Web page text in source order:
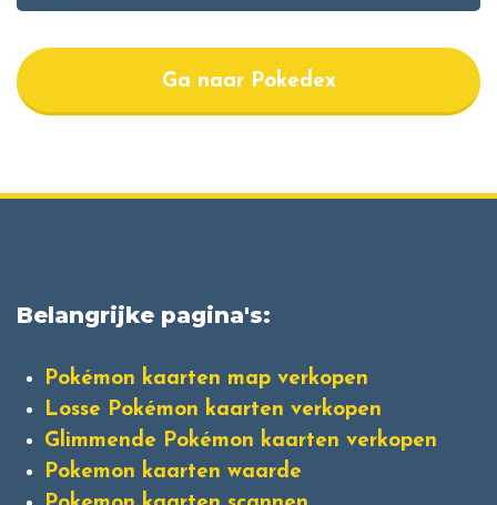
Ga naar Pokedex
Belangrijke pagina's:
Pokémon kaarten map verkopen
Losse Pokémon kaarten verkopen
Glimmende Pokémon kaarten verkopen
Pokemon kaarten waarde